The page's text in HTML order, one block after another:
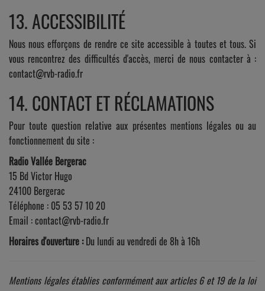
13. ACCESSIBILITÉ
Nous nous efforçons de rendre ce site accessible à toutes et tous. Si
vous rencontrez des difficultés d'accès, merci de nous contacter à :
contact@rvb-radio.fr
14. CONTACT ET RÉCLAMATIONS
Pour toute question relative aux présentes mentions légales ou au
fonctionnement du site :
Radio Vallée Bergerac
15 Bd Victor Hugo
24100 Bergerac
Téléphone : 05 53 57 10 20
Email : contact@rvb-radio.fr
Horaires d'ouverture :Du lundi au vendredi de 8h à 16h
Mentions légales établies conformément aux articles 6 et 19 de la loi